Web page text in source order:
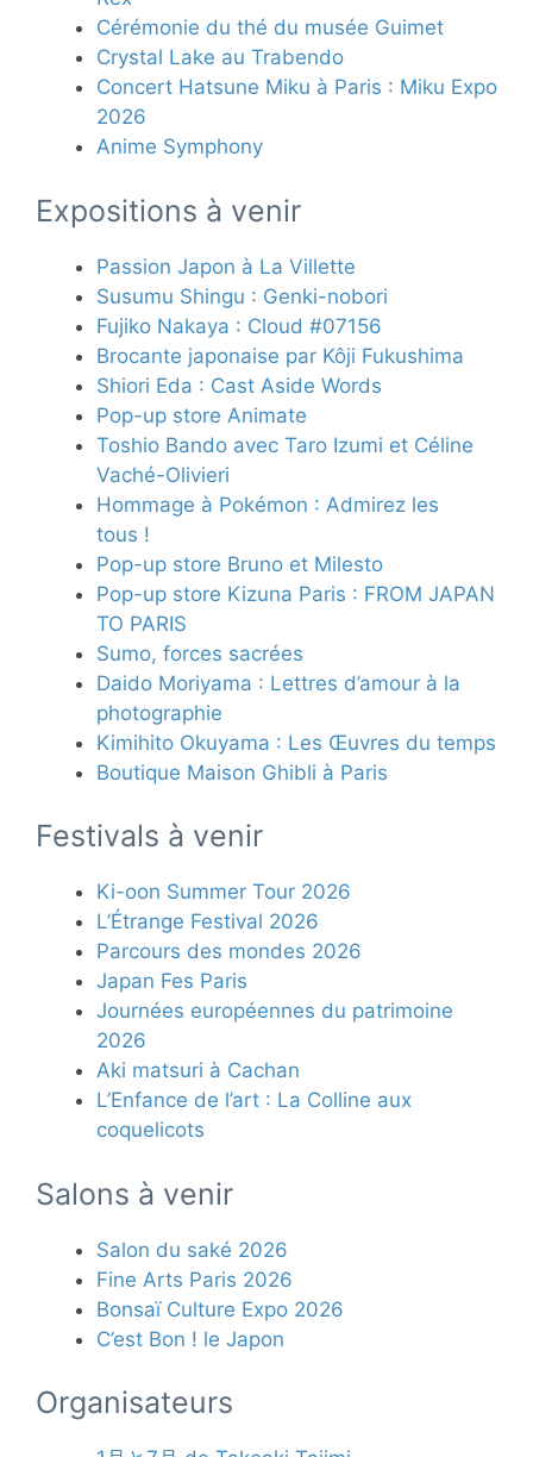
Cérémonie du thé du musée Guimet
Crystal Lake au Trabendo
Concert Hatsune Miku à Paris : Miku Expo
2026
Anime Symphony
Expositions à venir
Passion Japon à La Villette
Susumu Shingu : Genki-nobori
Fujiko Nakaya : Cloud #07156
Brocante japonaise par Kôji Fukushima
Shiori Eda : Cast Aside Words
Pop-up store Animate
Toshio Bando avec Taro Izumi et Céline
Vaché-Olivieri
Hommage à Pokémon : Admirez les
tous !
Pop-up store Bruno et Milesto
Pop-up store Kizuna Paris : FROM JAPAN
TO PARIS
Sumo, forces sacrées
Daido Moriyama : Lettres d’amour à la
photographie
Kimihito Okuyama : Les Œuvres du temps
Boutique Maison Ghibli à Paris
Festivals à venir
Ki-oon Summer Tour 2026
L’Étrange Festival 2026
Parcours des mondes 2026
Japan Fes Paris
Journées européennes du patrimoine
2026
Aki matsuri à Cachan
L’Enfance de l’art : La Colline aux
coquelicots
Salons à venir
Salon du saké 2026
Fine Arts Paris 2026
Bonsaï Culture Expo 2026
C’est Bon ! le Japon
Organisateurs